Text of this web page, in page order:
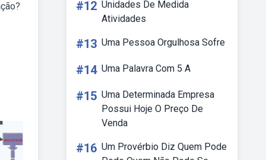
#12 Unidades De Medida
Atividades
#13 Uma Pessoa Orgulhosa Sofre
#14 Uma Palavra Com 5 A
#15 Uma Determinada Empresa
Possui Hoje O Preço De
Venda
#16 Um Provérbio Diz Quem Pode